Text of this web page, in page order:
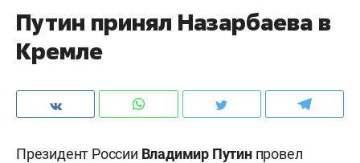
Путин принял Назарбаева в
Кремле
Президент России Владимир Путинпровел